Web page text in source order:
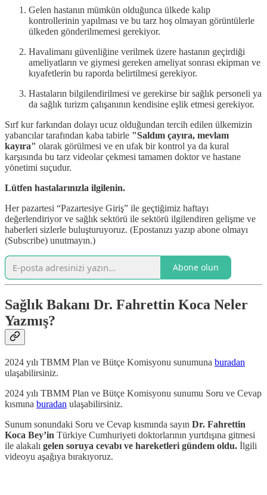
Gelen hastanın mümkün olduğunca ülkede kalıp
kontrollerinin yapılması ve bu tarz hoş olmayan görüntülerle
ülkeden gönderilmemesi gerekiyor.
Havalimanı güvenliğine verilmek üzere hastanın geçirdiği
ameliyatların ve giymesi gereken ameliyat sonrası ekipman ve
kıyafetlerin bu raporda belirtilmesi gerekiyor.
Hastaların bilgilendirilmesi ve gerekirse bir sağlık personeli ya
da sağlık turizm çalışanının kendisine eşlik etmesi gerekiyor.
Sırf kur farkından dolayı ucuz olduğundan tercih edilen ülkemizin
yabancılar tarafından kaba tabirle "Saldım çayıra, mevlam
kayıra" olarak görülmesi ve en ufak bir kontrol ya da kural
karşısında bu tarz videolar çekmesi tamamen doktor ve hastane
yönetimi suçudur.
Lütfen hastalarınızla ilgilenin.
Her pazartesi “Pazartesiye Giriş” ile geçtiğimiz haftayı
değerlendiriyor ve sağlık sektörü ile sektörü ilgilendiren gelişme ve
haberleri sizlerle buluşturuyoruz. (Epostanızı yazıp abone olmayı
(Subscribe) unutmayın.)
Abone olun
Sağlık Bakanı Dr. Fahrettin Koca Neler
Yazmış?
2024 yılı TBMM Plan ve Bütçe Komisyonu sunumuna buradan
ulaşabilirsiniz.
2024 yılı TBMM Plan ve Bütçe Komisyonu sunumu Soru ve Cevap
kısmına buradan ulaşabilirsiniz.
Sunum sonundaki Soru ve Cevap kısmında sayın Dr. Fahrettin
Koca Bey’in Türkiye Cumhuriyeti doktorlarının yurtdışına gitmesi
ile alakalı gelen soruya cevabı ve hareketleri gündem oldu. İlgili
videoyu aşağıya bırakıyoruz.